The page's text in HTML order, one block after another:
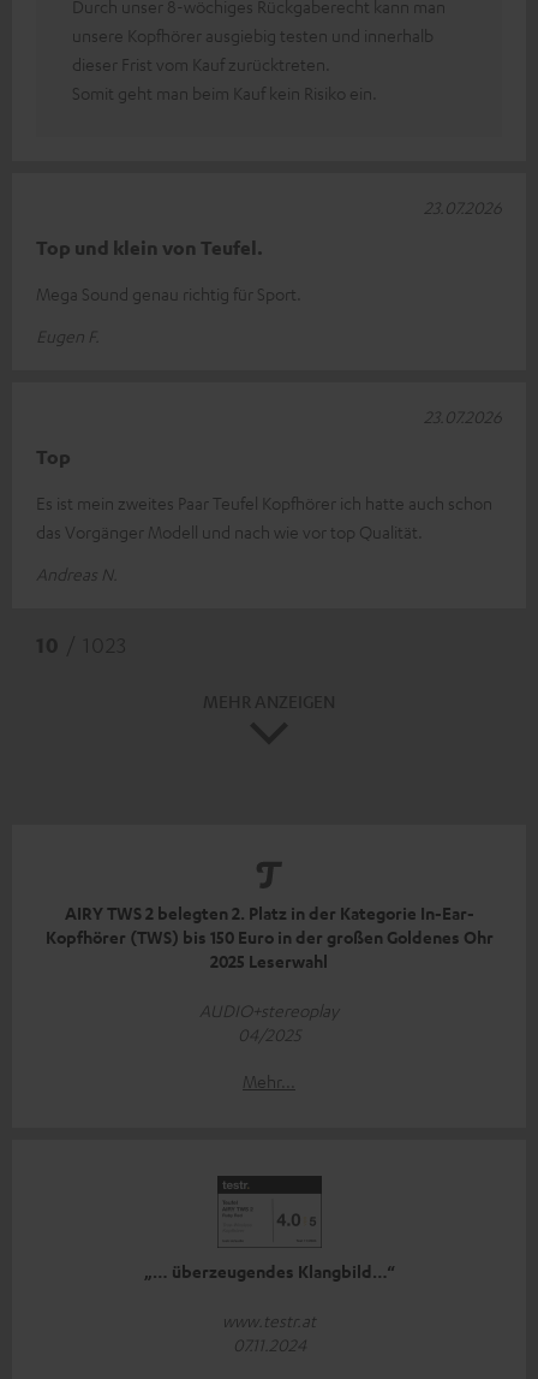
Durch unser 8-wöchiges Rückgaberecht kann man
unsere Kopfhörer ausgiebig testen und innerhalb
dieser Frist vom Kauf zurücktreten.
Somit geht man beim Kauf kein Risiko ein.
Top und klein von Teufel.
Mega Sound genau richtig für Sport.
Eugen F.
23.07.2026
Top
Es ist mein zweites Paar Teufel Kopfhörer ich hatte auch schon
das Vorgänger Modell und nach wie vor top Qualität.
Andreas N.
23.07.2026
AIRY TWS 2 belegten 2. Platz in der Kategorie In-Ear-
Kopfhörer (TWS) bis 150 Euro in der großen Goldenes Ohr
2025 Leserwahl
AUDIO+stereoplay
04/2025
Mehr...
„… überzeugendes Klangbild…“
www.testr.at
07.11.2024